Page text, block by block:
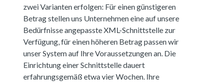
zwei Varianten erfolgen: Für einen günstigeren
Betrag stellen uns Unternehmen eine auf unsere
Bedürfnisse angepasste XML-Schnittstelle zur
Verfügung, für einen höheren Betrag passen wir
unser System auf Ihre Voraussetzungen an. Die
Einrichtung einer Schnittstelle dauert
erfahrungsgemäß etwa vier Wochen. Ihre